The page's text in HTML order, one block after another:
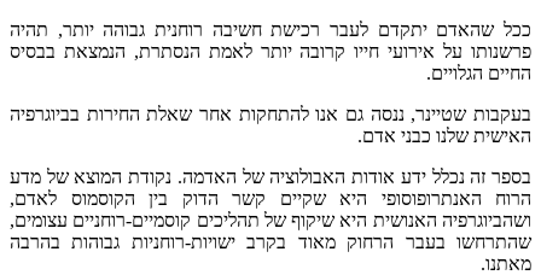
ככל שהאדם יתקדם לעבר רכישת חשיבה רוחנית גבוהה יותר, תהיה
פרשנותו על אירועי חייו קרובה יותר לאמת הנסתרת, הנמצאת בבסיס
החיים הגלויים.
בעקבות שטיינר, ננסה גם אנו להתחקות אחר שאלת החירות בביוגרפיה
האישית שלנו כבני אדם.
בספר זה נכלל ידע אודות האבולוציה של האדמה. נקודת המוצא של מדע
הרוח האנתרופוסופי היא שקיים קשר הדוק בין הקוסמוס לאדם,
ושהביוגרפיה האנושית היא שיקוף של תהליכים קוסמיים-רוחניים עצומים,
שהתרחשו בעבר הרחוק מאוד בקרב ישויות-רוחניות גבוהות בהרבה
מאתנו.